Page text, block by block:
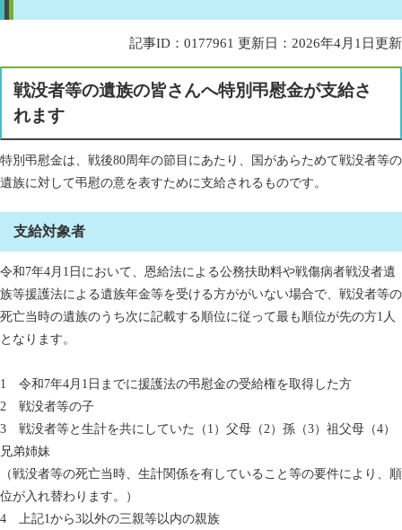
記事ID：0177961 更新日：2026年4月1日更新
戦没者等の遺族の皆さんへ特別弔慰金が支給さ
れます
特別弔慰金は、戦後80周年の節目にあたり、国があらためて戦没者等の
遺族に対して弔慰の意を表すために支給されるものです。
支給対象者
令和7年4月1日において、恩給法による公務扶助料や戦傷病者戦没者遺
族等援護法による遺族年金等を受ける方ががいない場合で、戦没者等の
死亡当時の遺族のうち次に記載する順位に従って最も順位が先の方1人
となります。
1 令和7年4月1日までに援護法の弔慰金の受給権を取得した方
2 戦没者等の子
3 戦没者等と生計を共にしていた（1）父母（2）孫（3）祖父母（4）
兄弟姉妹
（戦没者等の死亡当時、生計関係を有していること等の要件により、順
位が入れ替わります。）
4 上記1から3以外の三親等以内の親族